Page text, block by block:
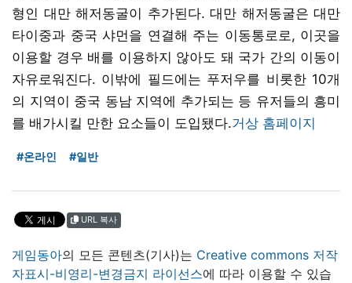
형인 대만 해저동굴이 추가된다. 대만 해저동굴은 대만
타이중과 중국 샤먼을 연결해 주는 이동통로로, 이곳을
이용할 경우 배를 이용하지 않아도 돼 국가 간의 이동이
자유로워진다. 이밖에 필드에는 푸저우를 비롯한 10개
의 지역이 중국 동남 지역에 추가되는 등 유저들의 흥미
를 배가시킬 만한 요소들이 도입됐다.거상 홈페이지
#온라인 #일반
URL 복사
게임동아의 모든 콘텐츠(기사)는 Creative commons 저작
자표시-비영리-변경금지 라이선스에 따라 이용할 수 있습